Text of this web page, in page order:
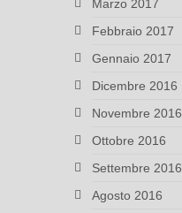
Marzo 2017
Febbraio 2017
Gennaio 2017
Dicembre 2016
Novembre 2016
Ottobre 2016
Settembre 2016
Agosto 2016